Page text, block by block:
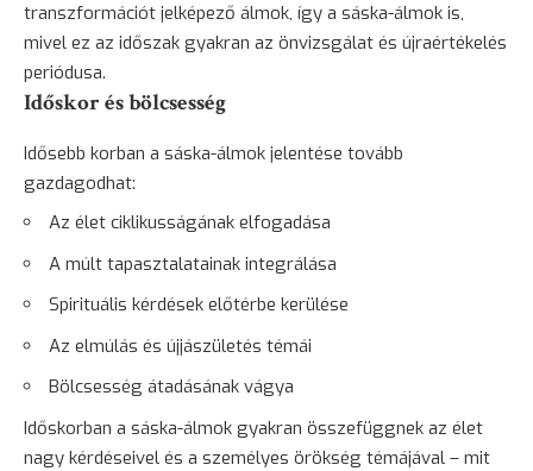
transzformációt jelképező álmok, így a sáska-álmok is,
mivel ez az időszak gyakran az önvizsgálat és újraértékelés
periódusa.
Időskor és bölcsesség
Idősebb korban a sáska-álmok jelentése tovább
gazdagodhat:
Az élet ciklikusságának elfogadása
A múlt tapasztalatainak integrálása
Spirituális kérdések előtérbe kerülése
Az elmúlás és újjászületés témái
Bölcsesség átadásának vágya
Időskorban a sáska-álmok gyakran összefüggnek az élet
nagy kérdéseivel és a személyes örökség témájával – mit